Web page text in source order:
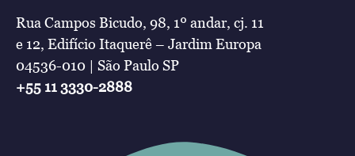
Rua Campos Bicudo, 98, 1º andar, cj. 11
e 12, Edifício Itaquerê – Jardim Europa
04536-010 | São Paulo SP
+55 11 3330-2888